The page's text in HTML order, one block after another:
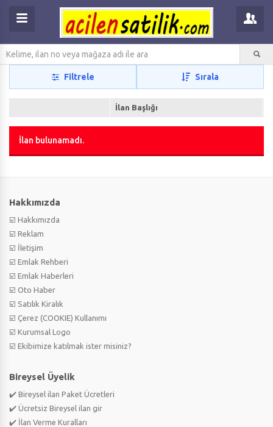
Filtrele Sırala
İlan Başlığı
İlan bulunamadı.
Hakkımızda
☑️ Hakkımızda
☑️ Reklam
☑️ İletişim
☑️ Emlak Rehberi
☑️ Emlak Haberleri
☑️ Oto Haber
☑️ Satılık Kiralık
☑️ Çerez (COOKIE) Kullanımı
☑️ Kurumsal Logo
☑️ Ekibimize katılmak ister misiniz?
Bireysel Üyelik
✔️ Bireysel ilan Paket Ücretleri
✔️ Ücretsiz Bireysel ilan gir
✔️ İlan Verme Kuralları